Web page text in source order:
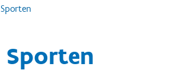
Sporten
Sporten